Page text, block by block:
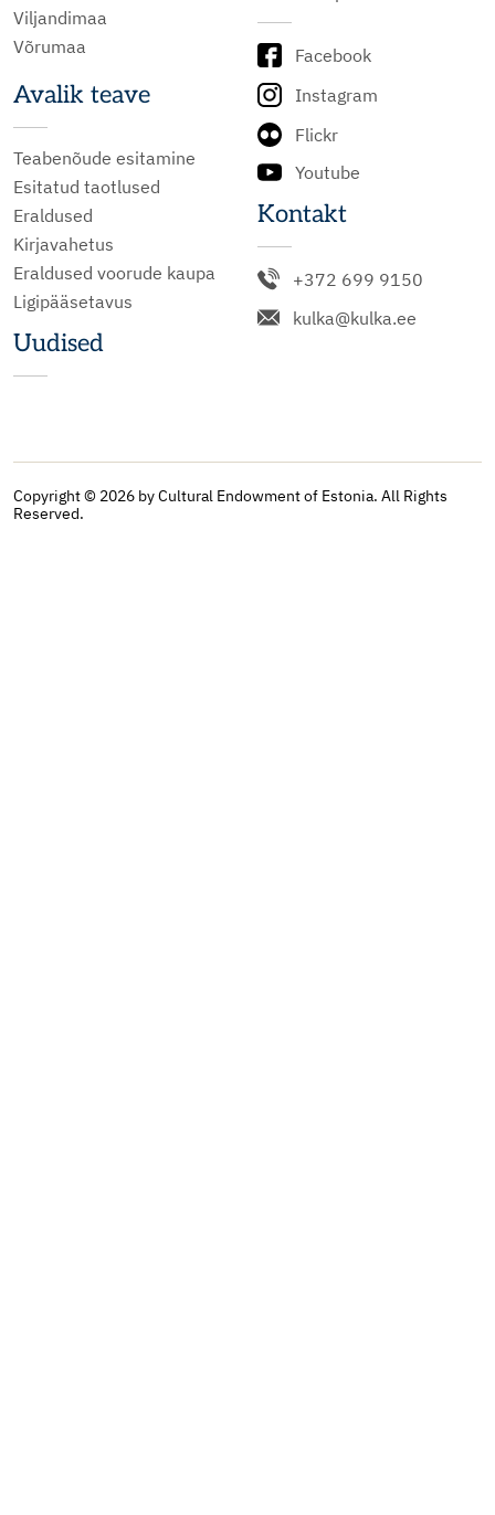
Viljandimaa
Võrumaa
Avalik teave
Teabenõude esitamine
Esitatud taotlused
Eraldused
Kirjavahetus
Eraldused voorude kaupa
Ligipääsetavus
Uudised
Facebook
Instagram
Flickr
Youtube
Kontakt
+372 699 9150
kulka@kulka.ee
Copyright © 2026 by Cultural Endowment of Estonia. All Rights
Reserved.